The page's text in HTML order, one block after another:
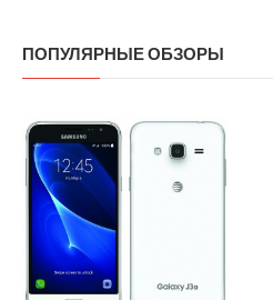
ПОПУЛЯРНЫЕ ОБЗОРЫ